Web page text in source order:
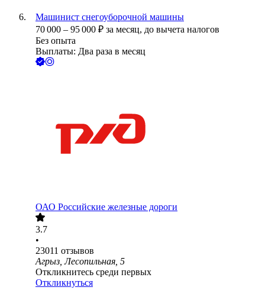
Машинист снегоуборочной машины
70 000 – 95 000 ₽ за месяц, до вычета налогов
Без опыта
Выплаты: Два раза в месяц
ОАО Российские железные дороги
3.7
•
23011 отзывов
Агрыз, Лесопильная, 5
Откликнитесь среди первых
Откликнуться